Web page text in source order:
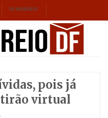
SEMANÁRIO
pois já
virtual